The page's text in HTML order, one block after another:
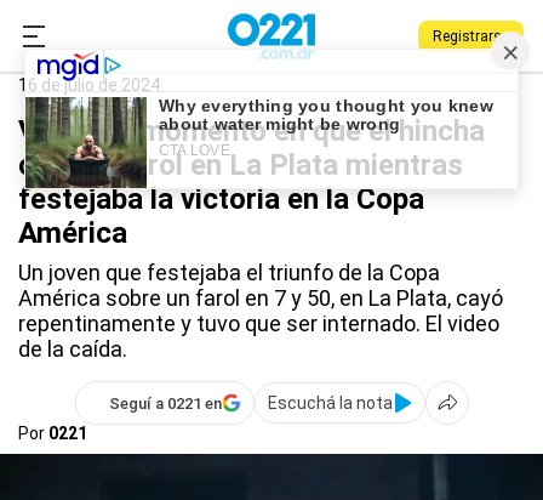
Registrarse
0221.com.ar
La Plata
16 de julio de 2024
Video: el momento en que el hincha
cae del farol en La Plata mientras
festejaba la victoria en la Copa
América
Un joven que festejaba el triunfo de la Copa
América sobre un farol en 7 y 50, en La Plata, cayó
repentinamente y tuvo que ser internado. El video
de la caída.
Seguí a 0221 en
Escuchá la nota
Por 0221